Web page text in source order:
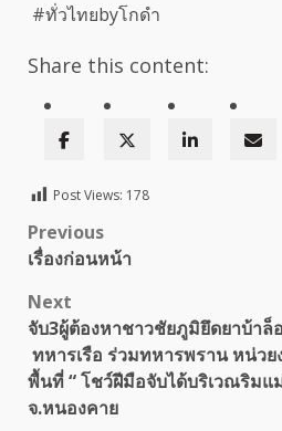
#ทั่วไทยbyโกดำ
Share this content:
Post Views: 178
Post
Previous
เรื่องก่อนหน้า
Next
จับ3ผู้ต้องหาชาวชัยภูมิยึดยาบ้าล็
ทหารเรือ ร่วมทหารพราน หน่ว
พื้นที่ “ โชว์ฝีมือจับได้บริเวณริม
จ.หนองคาย